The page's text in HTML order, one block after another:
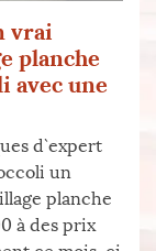
vrai
planche
avec une
d`expert
un
planche
à des prix